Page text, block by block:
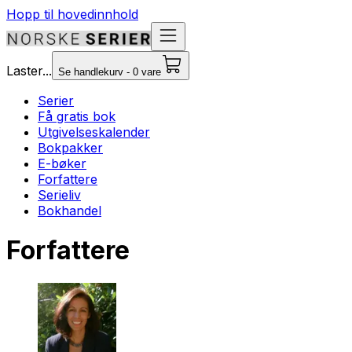
Hopp til hovedinnhold
Laster... Se handlekurv - 0 vare
Serier
Få gratis bok
Utgivelseskalender
Bokpakker
E-bøker
Forfattere
Serieliv
Bokhandel
Forfattere